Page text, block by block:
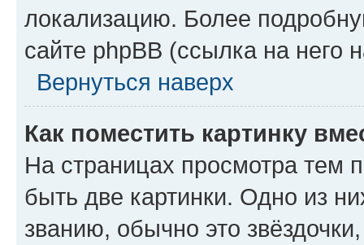
локализацию. Более
сайте phpBB (ссылка на него
Вернуться наверх
Как поместить картинку
На страницах просмотра тем
быть две картинки. Одно из
званию, обычно это